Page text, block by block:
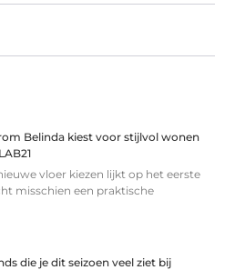
Belinda kiest voor stijlvol wonen
vloer kiezen lijkt op het eerste
misschien een praktische
die je dit seizoen veel ziet bij